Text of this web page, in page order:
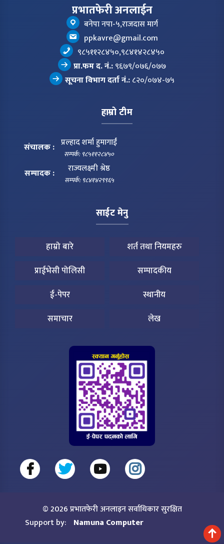
प्रभातफेरी अनलाईन
बनेपा नपा-५,राजदास मार्ग
ppkavre@gmail.com
९८५११२८४५०,९८४१४२८४५०
प्रा.फम द. नं.:९६७९/०७६/०७७
सूचना विभाग दर्ता नं.:८२०/०७४-७५
हाम्रो टीम
संचालक : प्रल्हाद शर्मा हुमागाईं
सम्पर्क: ९८५११२८४५०
सम्पादक : राज्यलक्ष्मी श्रेष्ठ
सम्पर्क: ९८४१४२९९६५
साईट मेनु
हाम्रो बारे
शर्त तथा नियमहरु
प्राईभेसी पोलिसी
सम्पादकीय
ई-पेपर
स्थानीय
समाचार
लेख
© 2026 प्रभातफेरी अनलाइन सर्वाधिकार सुरक्षित
Support by: Namuna Computer